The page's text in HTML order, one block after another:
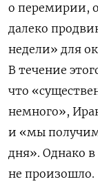
о перемирии,
далеко
недели» для
В течение
что
немного»,
и «мы
дня». Однако
не произошло.